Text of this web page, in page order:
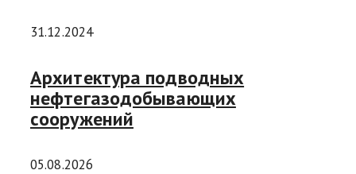
31.12.2024
Архитектура подводных
нефтегазодобывающих
сооружений
05.08.2026